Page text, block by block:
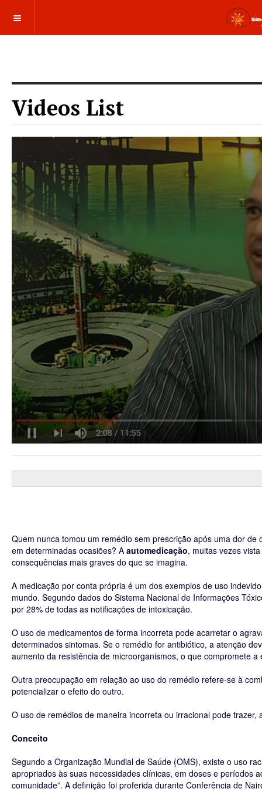
Videos List
Quem nunca tomou um remédio sem prescrição após uma dor
em determinadas ocasiões? A automedicação, muitas vezes
consequências mais graves do que se imagina.
A medicação por conta própria é um dos exemplos de uso
mundo. Segundo dados do Sistema Nacional de Informações
por 28% de todas as notificações de intoxicação.
O uso de medicamentos de forma incorreta pode acarretar o
determinados sintomas. Se o remédio for antibiótico, a atenção
aumento da resistência de microorganismos, o que compromete a
Outra preocupação em relação ao uso do remédio refere-se à
potencializar o efeito do outro.
O uso de remédios de maneira incorreta ou irracional pode
Conceito
Segundo a Organização Mundial de Saúde (OMS), existe o uso
apropriados às suas necessidades clínicas, em doses e períodos
comunidade”. A definição foi proferida durante Conferência de